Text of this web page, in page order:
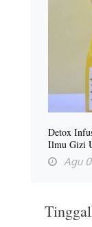
Detox
Ilmu Gizi
Agu